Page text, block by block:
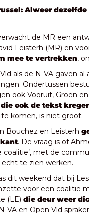
Alweer
de MR een
Leisterh (MR) en
mee te vertrekken,
als de N-VA gaven
Ondertussen
ook Vooruit, Groen
die ook de tekst
komen, is niet groot.
Bouchez en Leisterh
. De vraag is of
coalitie’, met de
te zien werken.
dit weekend dat bij
voor een coalitie
(LE) die deur weer
VA en Open Vld